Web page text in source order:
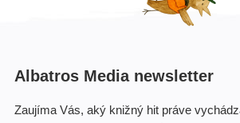
Albatros Media newsletter
Zaujíma Vás, aký knižný hit práve